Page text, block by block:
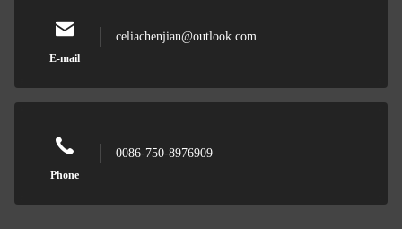
E-mail
celiachenjian@outlook.com
Phone
0086-750-8976909